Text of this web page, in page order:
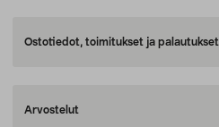
Ostotiedot, toimitukset ja palautukset
Arvostelut